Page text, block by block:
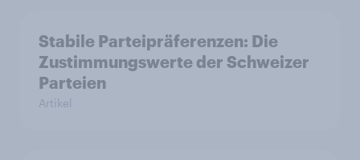
Stabile Parteipräferenzen: Die
Zustimmungswerte der Schweizer
Parteien
Artikel